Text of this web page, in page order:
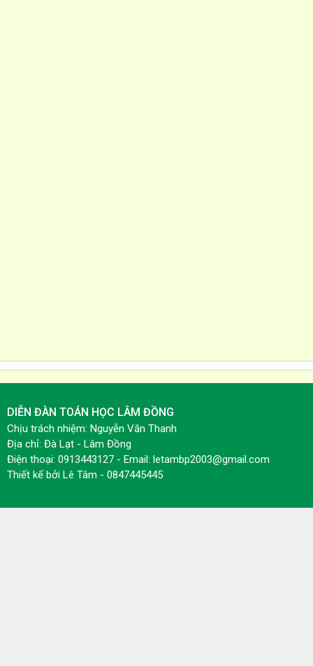
DIỄN ĐÀN TOÁN HỌC LÂM ĐỒNG
Chịu trách nhiệm: Nguyễn Văn Thanh
Địa chỉ: Đà Lạt - Lâm Đồng
Điện thoại: 0913443127 - Email: letambp2003@gmail.com
Thiết kế bởi Lê Tâm - 0847445445